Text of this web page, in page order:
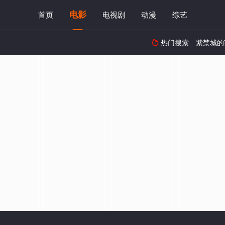
首页 电影 电视剧 动漫 综艺
 热门搜索 紫禁城